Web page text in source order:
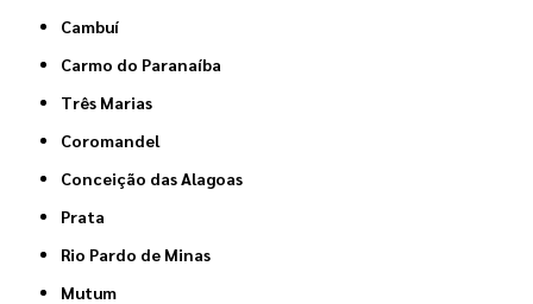
Cambuí
Carmo do Paranaíba
Três Marias
Coromandel
Conceição das Alagoas
Prata
Rio Pardo de Minas
Mutum